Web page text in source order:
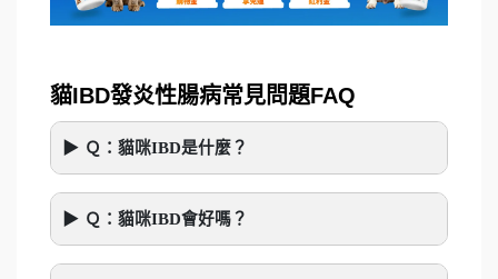
貓IBD發炎性腸病常見問題FAQ
Ｑ：貓咪IBD是什麼？
Ｑ：貓咪IBD會好嗎？